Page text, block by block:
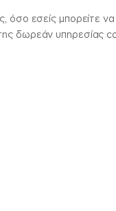
όσο εσείς μπορείτε να
δωρεάν υπηρεσίας